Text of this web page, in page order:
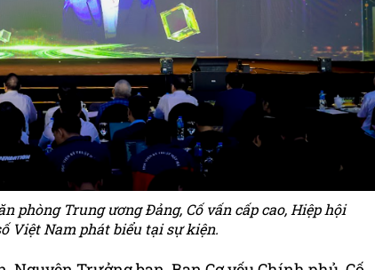
phòng Trung ương Đảng, Cố vấn cấp cao, Hiệp hội
Việt Nam phát biểu tại sự kiện.